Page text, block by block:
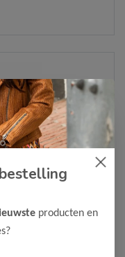
dan alsjeblieft het
mogelijk
producten en